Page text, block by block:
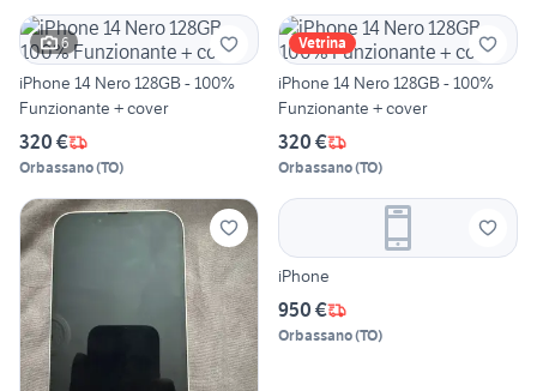
6
iPhone 14 Nero 128GB - 100%
Funzionante + cover
320 €
Orbassano(TO)
Vetrina
iPhone 14 Nero 128GB - 100%
Funzionante + cover
320 €
Orbassano(TO)
iPhone
950 €
Orbassano(TO)